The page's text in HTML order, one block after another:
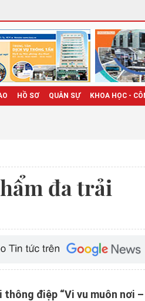
HỒ SƠ QUÂN SỰ KHOA HỌC -
đa trải
điệp “Vi vu muôn nơi –